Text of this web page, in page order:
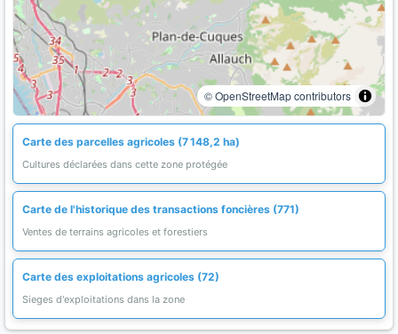
© OpenStreetMap contributors
Carte des parcelles agricoles (7 148,2 ha)
Cultures déclarées dans cette zone protégée
Carte de l'historique des transactions foncières (771)
Ventes de terrains agricoles et forestiers
Carte des exploitations agricoles (72)
Sieges d'exploitations dans la zone